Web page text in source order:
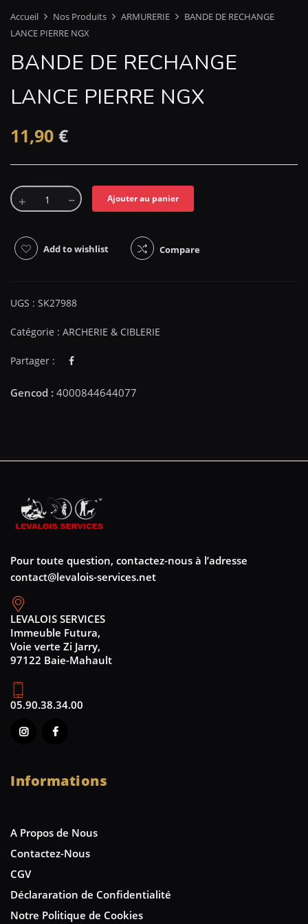
Accueil Nos Produits ARMURERIE
BANDE DE RECHANGE
LANCE PIERRE NGX
BANDE DE RECHANGE
LANCE PIERRE NGX
11,90 €
Ajouter au panier
Add to wishlist Compare
UGS : SK27988
Catégorie : ARCHERIE & CIBLERIE
Partager :
Pour toute question, contactez-nous à l’adresse
contact@levalois-services.net
LEVALOIS SERVICES
Immeuble Futura,
Voie verte Zi Jarry,
97122 Baie-Mahault
05.90.38.34.00
Informations
A Propos de Nous
Contactez-Nous
CGV
Déclararation de Confidentialité
Notre Politique de Cookies